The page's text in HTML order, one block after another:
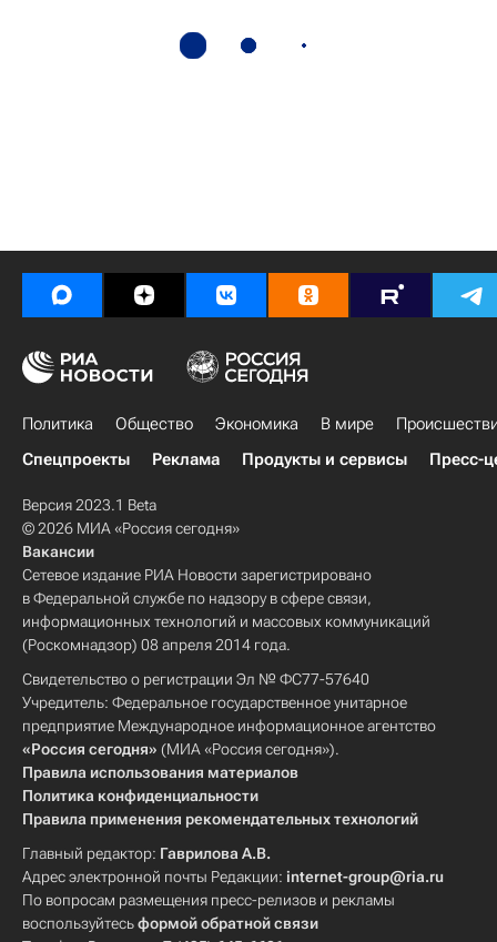
Политика Общество Экономика В мире
Спецпроекты
Реклама Продукты и сервисы Пресс-
Версия 2023.1 Beta
© 2026 МИА «Россия сегодня»
Вакансии
Сетевое издание РИА Новости зарегистрировано
в Федеральной службе по надзору в сфере связи,
информационных технологий и массовых коммуникаций
(Роскомнадзор) 08 апреля 2014 года.
Свидетельство о регистрации Эл № ФС77-57640
Учредитель: Федеральное государственное унитарное
предприятие Международное информационное агентство
«Россия сегодня» (МИА «Россия сегодня»).
Правила использования материалов
Политика конфиденциальности
Правила применения рекомендательных технологий
Главный редактор: Гаврилова А.В.
Адрес электронной почты Редакции: internet-group@ria.ru
По вопросам размещения пресс-релизов и рекламы
воспользуйтесьформой обратной связи